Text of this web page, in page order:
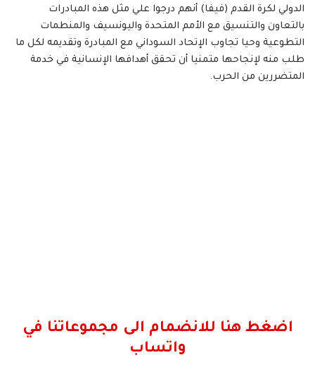
الدولي لكرة القدم (فيفا) أنهم درجوا علي مثل هذه المبادرات
بالتعاون والتنسيق مع الأمم المتحدة واليونسيف والمنطمات
التطوعية وحيا تجاوب الإتحاد السوداني مع المبادرة وتقديمه لكل ما
طلب منه لإنجاحها متمنيا أن تحقق أهدافها الإنسانية في خدمة
المتضررين من الحرب.
اضغط هنا للانضمام الى مجموعاتنا في
واتساب